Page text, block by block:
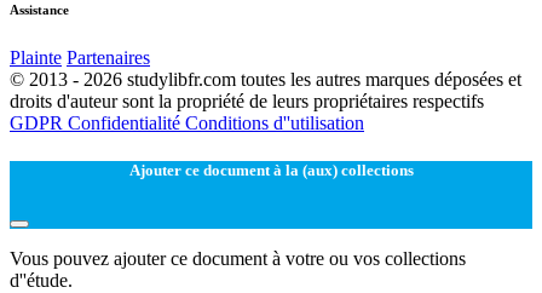
Assistance
Plainte Partenaires
© 2013 - 2026 studylibfr.com toutes les autres marques déposées et
droits d'auteur sont la propriété de leurs propriétaires respectifs
GDPR Confidentialité Conditions d''utilisation
Ajouter ce document à la (aux) collections
Vous pouvez ajouter ce document à votre ou vos collections
d''étude.